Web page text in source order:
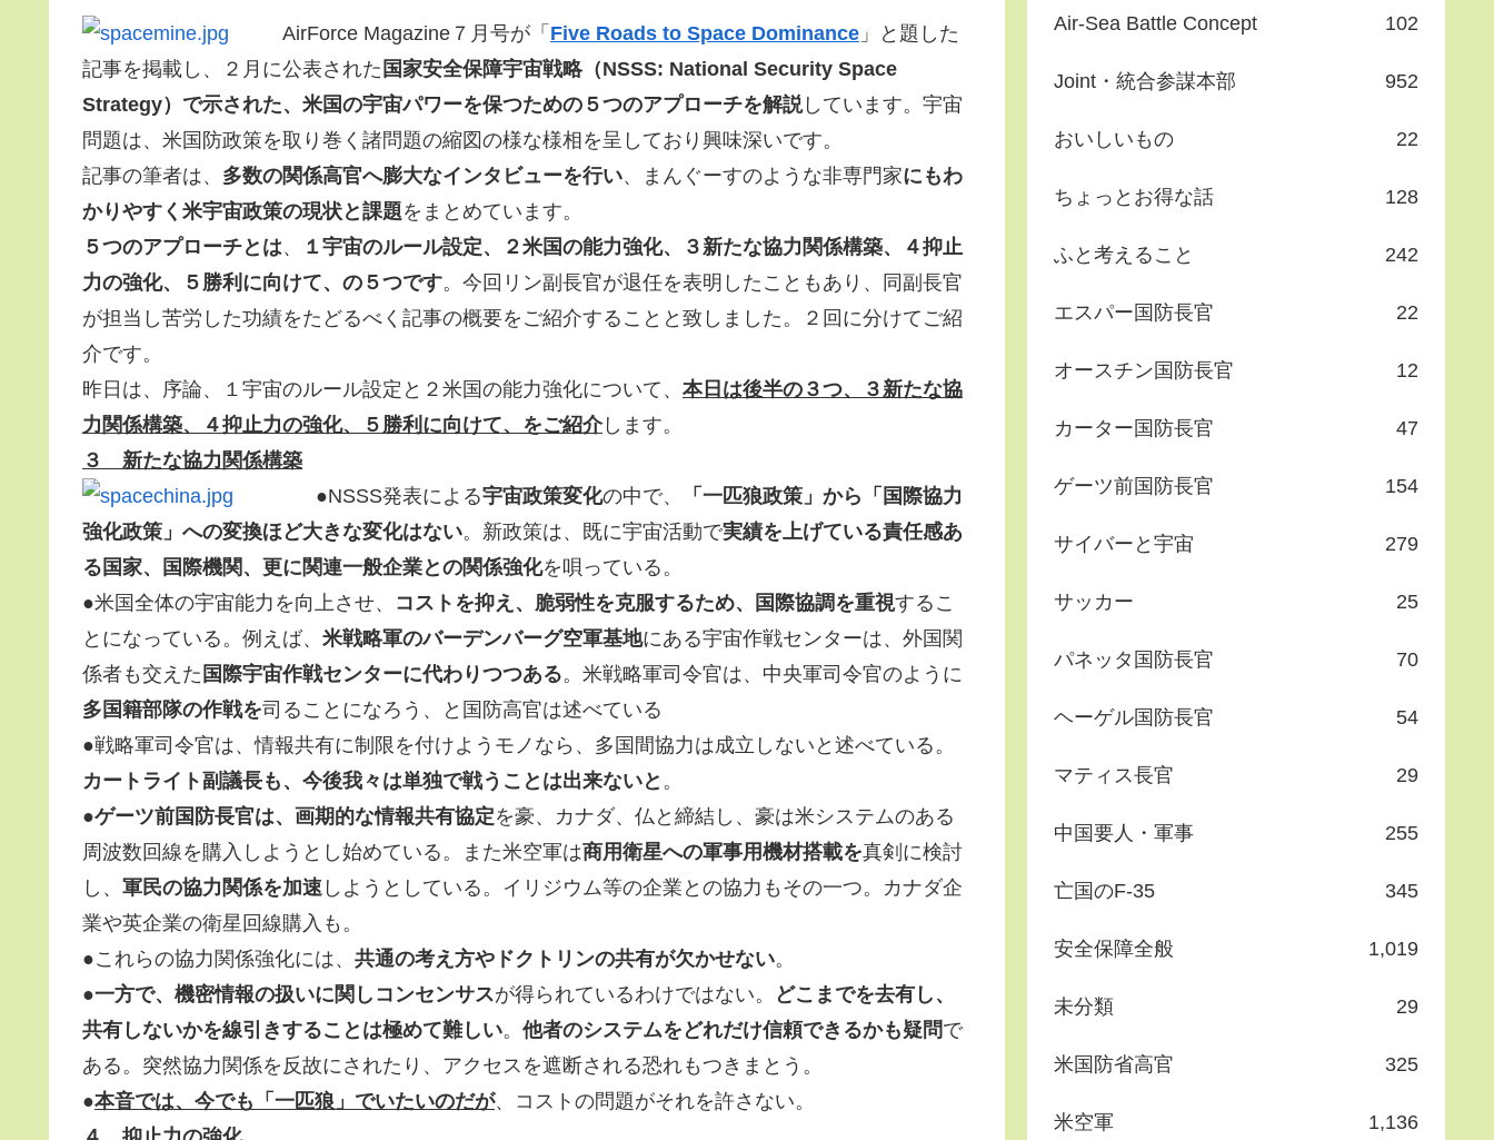
AirForce Magazine７月号が「 Five Roads to Space Dominance 」と題した
記事を掲載し、２月に公表された 国家安全保障宇宙戦略（NSSS: National Security Space
Strategy）で示された、米国の宇宙パワーを保つための５つのアプローチを解説しています。宇宙
問題は、米国防政策を取り巻く諸問題の縮図の様な様相を呈しており興味深いです。
記事の筆者は、 多数の関係高官へ膨大なインタビューを行い、まんぐーすのような非専門家にもわ
かりやすく米宇宙政策の現状と課題をまとめています。
５つのアプローチとは、
１宇宙のルール設定、２米国の能力強化、３新たな協力関係構築、４抑止
力の強化、５勝利に向けて、の５つです。今回リン副長官が退任を表明したこともあり、同副長官
が担当し苦労した功績をたどるべく記事の概要をご紹介することと致しました。２回に分けてご紹
介です。
昨日は、序論、１宇宙のルール設定と２米国の能力強化について、 本日は後半の３つ、３新たな協
力関係構築、４抑止力の強化、５勝利に向けて、をご紹介します。
３ 新たな協力関係構築
●NSSS発表による宇宙政策変化の中で、
「一匹狼政策」から「国際協力
強化政策」への変換ほど大きな変化はない。新政策は、既に宇宙活動で実績を上げている責任感あ
る国家、国際機関、更に関連一般企業との関係強化を唄っている。
●米国全体の宇宙能力を向上させ、 コストを抑え、脆弱性を克服するため、国際協調を重視するこ
とになっている。例えば、 米戦略軍のバーデンバーグ空軍基地にある宇宙作戦センターは、外国関
係者も交えた 国際宇宙作戦センターに代わりつつある。米戦略軍司令官は、中央軍司令官のように
多国籍部隊の作戦を司ることになろう、と国防高官は述べている
●戦略軍司令官は、情報共有に制限を付けようモノなら、多国間協力は成立しないと述べている。
カートライト副議長も、今後我々は単独で戦うことは出来ないと 。
●ゲーツ前国防長官は、画期的な情報共有協定を豪、カナダ、仏と締結し、豪は米システムのある
周波数回線を購入しようとし始めている。また米空軍は商用衛星への軍事用機材搭載を真剣に検討
し、 軍民の協力関係を加速 しようとしている。イリジウム等の企業との協力もその一つ。カナダ企
業や英企業の衛星回線購入も。
●これらの協力関係強化には、 共通の考え方やドクトリンの共有が欠かせない。
●一方で、機密情報の扱いに関しコンセンサスが得られているわけではない。
どこまでを去有し、
共有しないかを線引きすることは極めて難しい。 他者のシステムをどれだけ信頼できるかも疑問で
ある。突然協力関係を反故にされたり、アクセスを遮断される恐れもつきまとう。
●本音では、今でも「一匹狼」でいたいのだが、コストの問題がそれを許さない。
Air-Sea Battle Concept 102
Joint・統合参謀本部 952
おいしいもの 22
ちょっとお得な話 128
ふと考えること 242
エスパー国防長官 22
オースチン国防長官 12
カーター国防長官 47
ゲーツ前国防長官 154
サイバーと宇宙 279
サッカー 25
パネッタ国防長官 70
ヘーゲル国防長官 54
マティス長官 29
中国要人・軍事 255
亡国のF-35 345
安全保障全般 1,019
未分類 29
米国防省高官 325
米空軍 1,136